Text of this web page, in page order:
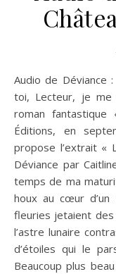
Audio de Déviance : Le château des Mackrey Bonjour à
toi, Lecteur, je me
roman
Éditions, en
propose l’extrait «
Déviance par
temps de ma
houx au cœur
fleuries jetaient des
l’astre lunaire
d’étoiles qui le
Beaucoup plus